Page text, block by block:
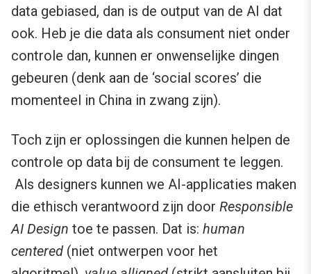
data gebiased, dan is de output van de AI dat
ook. Heb je die data als consument niet onder
controle dan, kunnen er onwenselijke dingen
gebeuren (denk aan de ‘social scores’ die
momenteel in China in zwang zijn).
Toch zijn er oplossingen die kunnen helpen de
controle op data bij de consument te leggen.
Als designers kunnen we AI-applicaties maken
die ethisch verantwoord zijn door Responsible
AI Design toe te passen. Dat is: human
centered (niet ontwerpen voor het